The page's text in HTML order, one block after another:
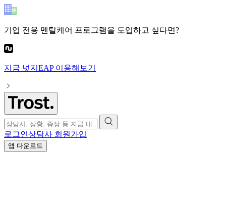
기업 전용 멘탈케어 프로그램을 도입하고 싶다면?
지금 넛지EAP이용해보기
로그인상담사 회원가입
앱 다운로드